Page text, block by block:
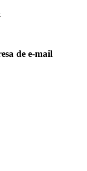
de e-mail